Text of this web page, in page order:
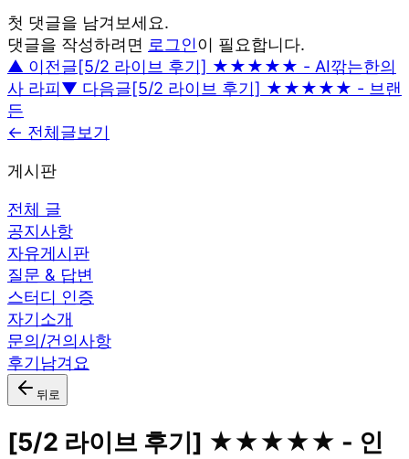
첫 댓글을 남겨보세요.
댓글을 작성하려면 로그인이 필요합니다.
▲ 이전글[5/2 라이브 후기] ★★★★★ - AI깎는한의
사 라피▼ 다음글[5/2 라이브 후기] ★★★★★ - 브랜
든
← 전체글보기
게시판
전체 글
공지사항
자유게시판
질문 & 답변
스터디 인증
자기소개
문의/건의사항
후기남겨요
뒤로
[5/2 라이브 후기] ★★★★★ - 인